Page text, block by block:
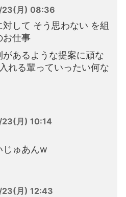
月) 08:36
して そう思わない を組
お仕事
あるような提案に頑な
れる輩っていったい何な
月) 10:14
じゅあんw
月) 12:43